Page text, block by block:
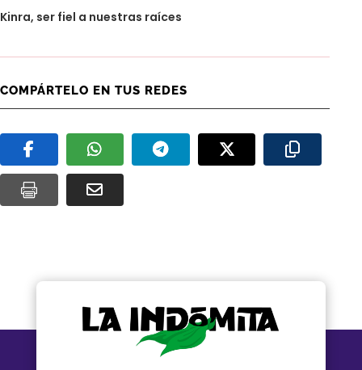
Kinra, ser fiel a nuestras raíces
COMPÁRTELO EN TUS REDES